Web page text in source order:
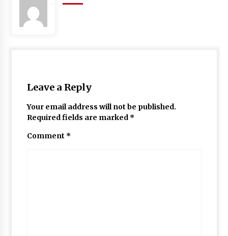
Leave a Reply
Your email address will not be published.
Required fields are marked *
Comment *